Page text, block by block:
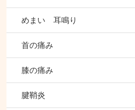
めまい 耳鳴り
首の痛み
膝の痛み
腱鞘炎